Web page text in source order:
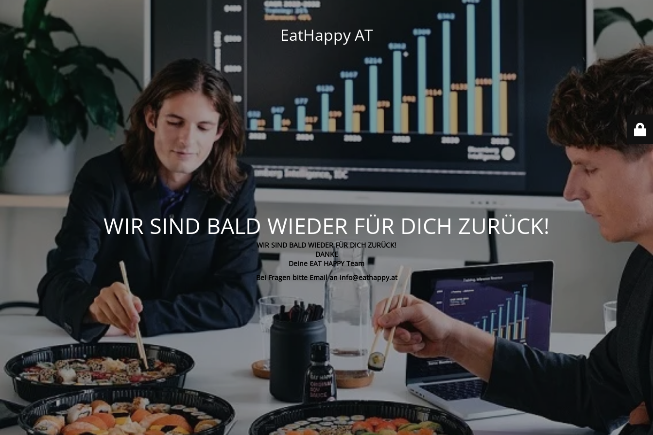
EatHappy AT
WIR SIND BALD WIEDER FÜR DICH ZURÜCK!
WIR SIND BALD WIEDER FÜR DICH ZURÜCK!
DANKE
Deine EAT HAPPY Team
Bei Fragen bitte Email an info@eathappy.at